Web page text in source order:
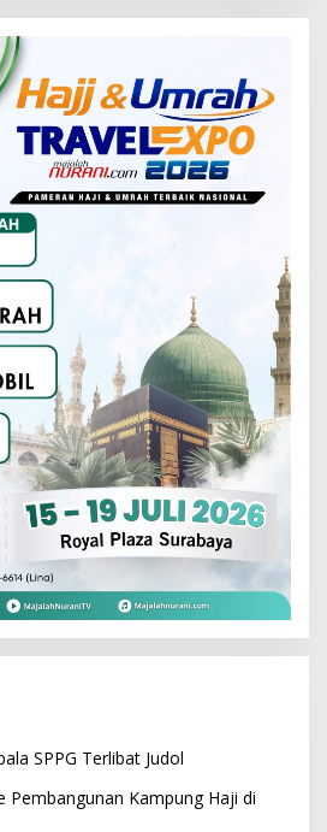
SPPG Terlibat Judol
Pembangunan Kampung Haji di